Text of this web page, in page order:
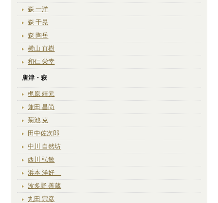
森 一洋
森 千晃
森 陶岳
横山 直樹
和仁 栄幸
唐津・萩
梶原 靖元
兼田 昌尚
菊池 克
田中佐次郎
中川 自然坊
西川 弘敏
浜本 洋好
波多野 善蔵
丸田 宗彦